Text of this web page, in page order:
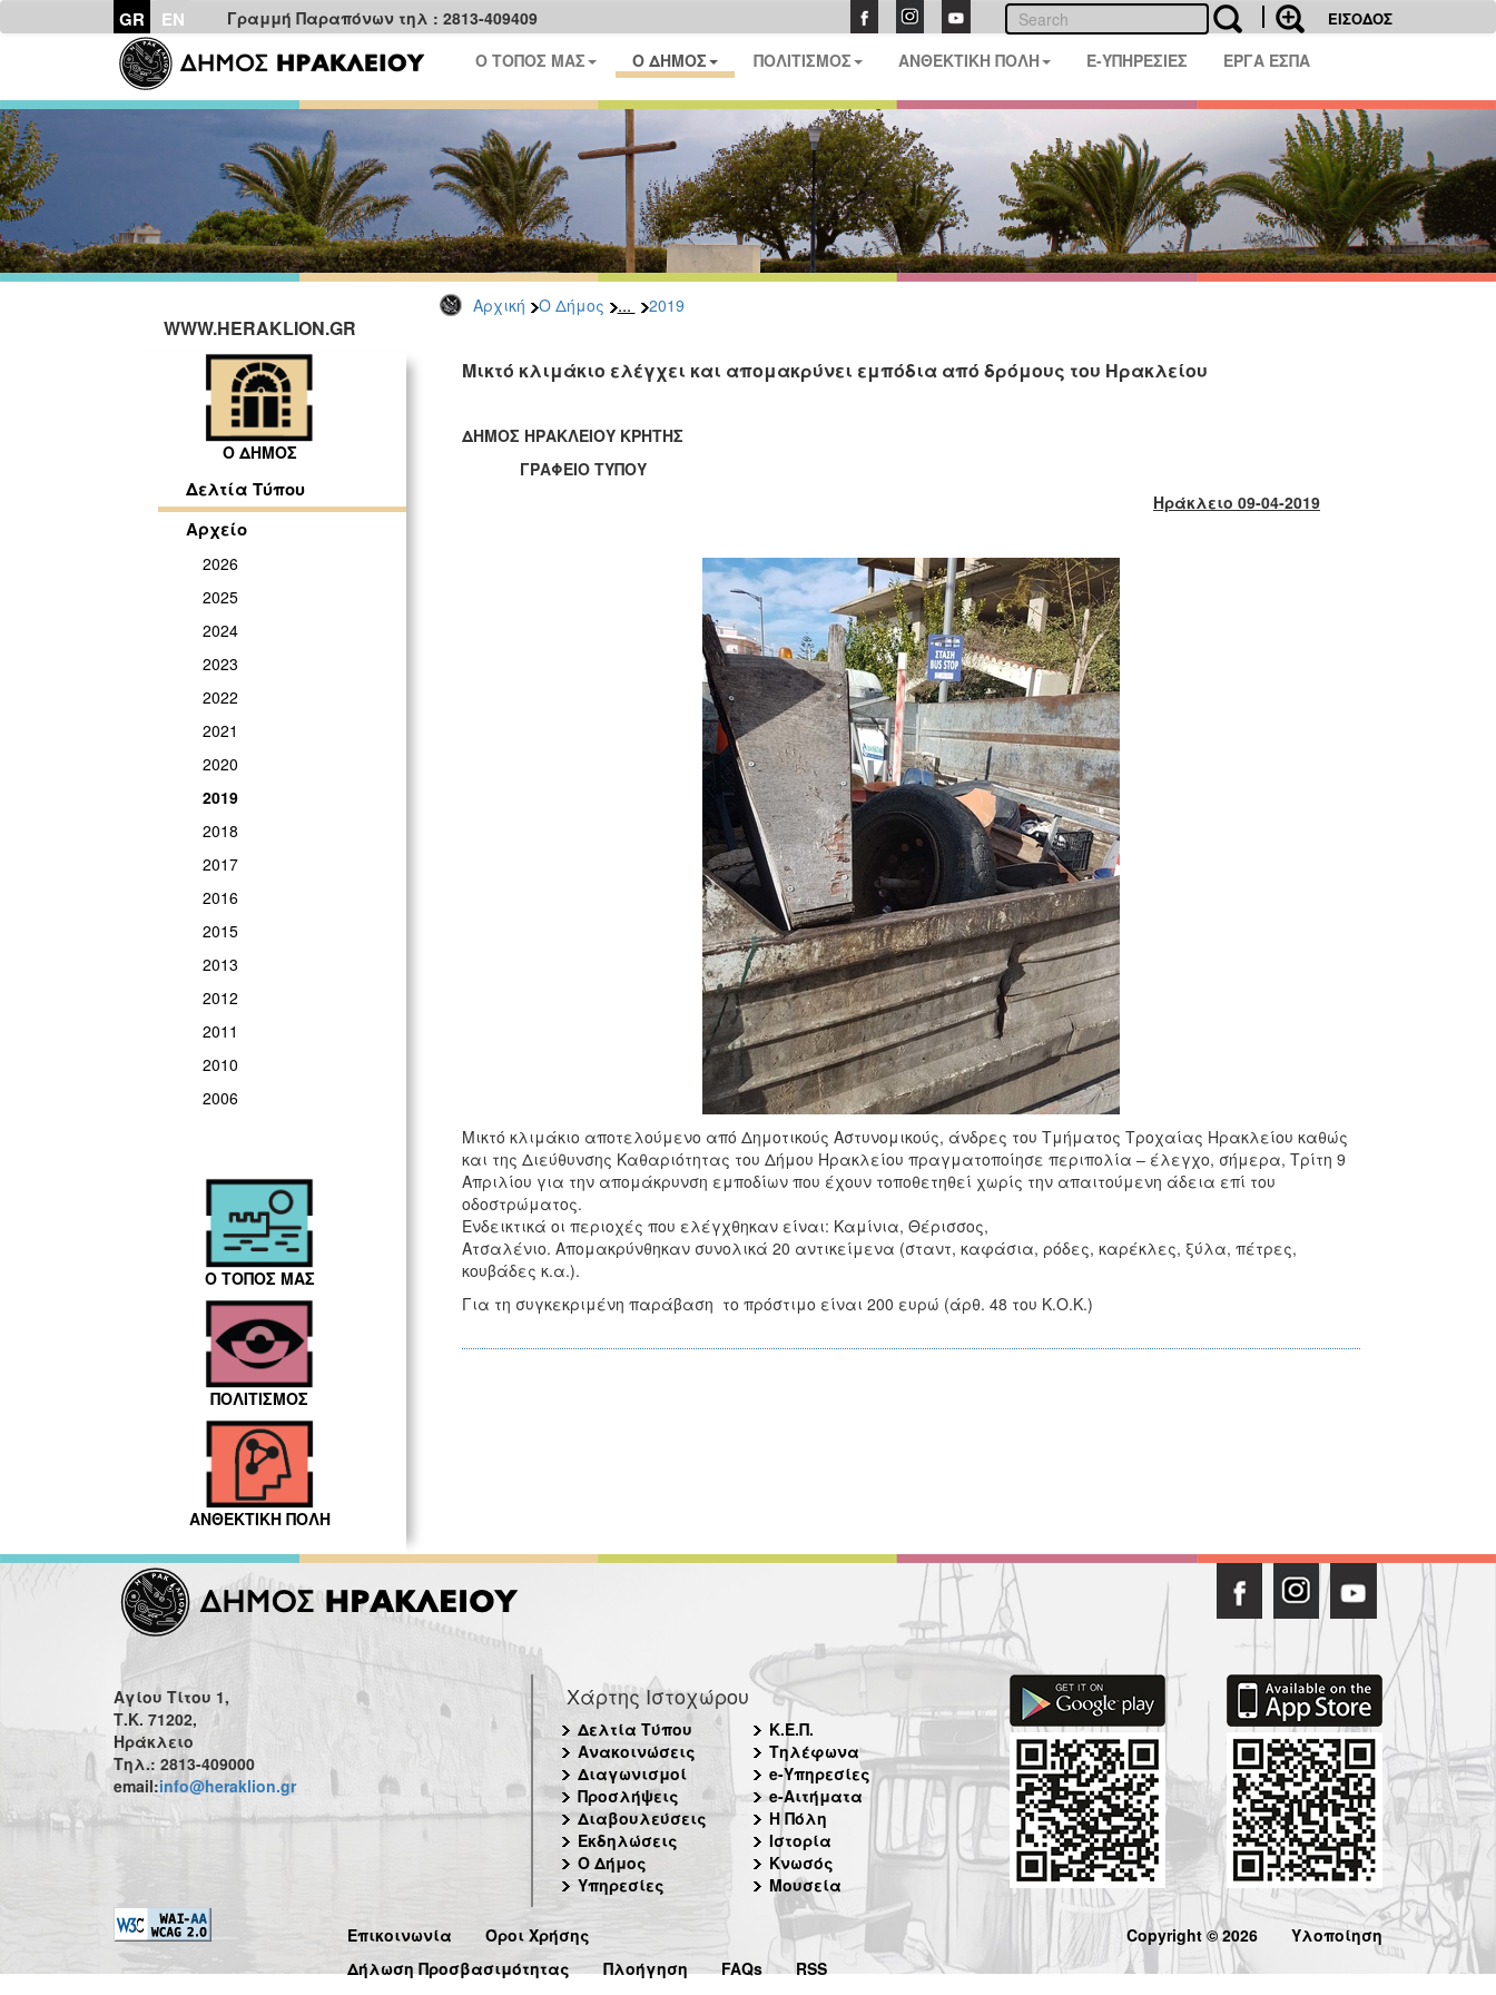
GR EN Γραμμή Παραπόνων τηλ : 2813-409409 ΕΙΣΟΔΟΣ
Ο ΤΟΠΟΣ ΜΑΣ Ο ΔΗΜΟΣ ΠΟΛΙΤΙΣΜΟΣ ΑΝΘΕΚΤΙΚΗ ΠΟΛΗ E-ΥΠΗΡΕΣΙΕΣ ΕΡΓΑ ΕΣΠΑ
Αρχική Ο Δήμος ... 2019
WWW.HERAKLION.GR
Ο ΔΗΜΟΣ
Δελτία Τύπου
Αρχείο
2026
2025
2024
2023
2022
2021
2020
2019
2018
2017
2016
2015
2013
2012
2011
2010
2006
Ο ΤΟΠΟΣ ΜΑΣ
ΠΟΛΙΤΙΣΜΟΣ
ΑΝΘΕΚΤΙΚΗ ΠΟΛΗ
Μικτό κλιμάκιο ελέγχει και απομακρύνει εμπόδια από δρόμους του Ηρακλείου
ΔΗΜΟΣ ΗΡΑΚΛΕΙΟΥ ΚΡΗΤΗΣ
ΓΡΑΦΕΙΟ ΤΥΠΟΥ
Ηράκλειο 09-04-2019
Μικτό κλιμάκιο αποτελούμενο από Δημοτικούς Αστυνομικούς, άνδρες του Τμήματος Τροχαίας Ηρακλείου καθώς
και της Διεύθυνσης Καθαριότητας του Δήμου Ηρακλείου πραγματοποίησε περιπολία – έλεγχο, σήμερα, Τρίτη 9
Απριλίου για την απομάκρυνση εμποδίων που έχουν τοποθετηθεί χωρίς την απαιτούμενη άδεια επί του
οδοστρώματος.
Ενδεικτικά οι περιοχές που ελέγχθηκαν είναι: Καμίνια, Θέρισσος,
Ατσαλένιο. Απομακρύνθηκαν συνολικά 20 αντικείμενα (σταντ, καφάσια, ρόδες, καρέκλες, ξύλα, πέτρες,
κουβάδες κ.α.).
Για τη συγκεκριμένη παράβαση το πρόστιμο είναι 200 ευρώ (άρθ. 48 του Κ.Ο.Κ.)
Αγίου Τίτου 1,
Τ.Κ. 71202,
Ηράκλειο
Τηλ.: 2813-409000
email:info@heraklion.gr
Χάρτης Ιστοχώρου
Δελτία Τύπου
Ανακοινώσεις
Διαγωνισμοί
Προσλήψεις
Διαβουλεύσεις
Εκδηλώσεις
Ο Δήμος
Υπηρεσίες
Κ.Ε.Π.
Τηλέφωνα
e-Υπηρεσίες
e-Αιτήματα
Η Πόλη
Ιστορία
Κνωσός
Μουσεία
Επικοινωνία
Όροι Χρήσης
Δήλωση Προσβασιμότητας
Πλοήγηση FAQs RSS
Copyright © 2026 Υλοποίηση